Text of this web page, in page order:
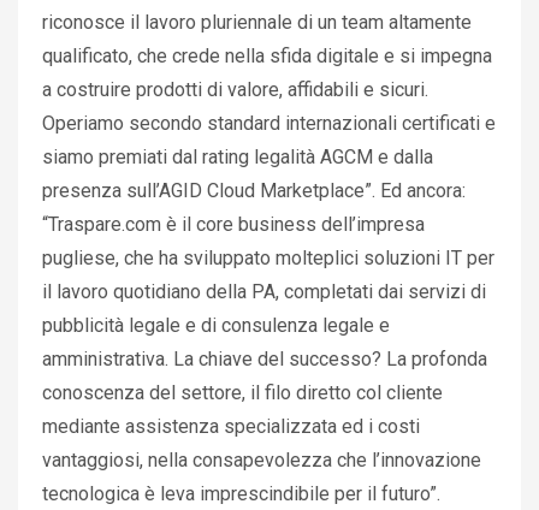
riconosce il lavoro pluriennale di un team altamente
qualificato, che crede nella sfida digitale e si impegna
a costruire prodotti di valore, affidabili e sicuri.
Operiamo secondo standard internazionali certificati e
siamo premiati dal rating legalità AGCM e dalla
presenza sull’AGID Cloud Marketplace”. Ed ancora:
“Traspare.com è il core business dell’impresa
pugliese, che ha sviluppato molteplici soluzioni IT per
il lavoro quotidiano della PA, completati dai servizi di
pubblicità legale e di consulenza legale e
amministrativa. La chiave del successo? La profonda
conoscenza del settore, il filo diretto col cliente
mediante assistenza specializzata ed i costi
vantaggiosi, nella consapevolezza che l’innovazione
tecnologica è leva imprescindibile per il futuro”.